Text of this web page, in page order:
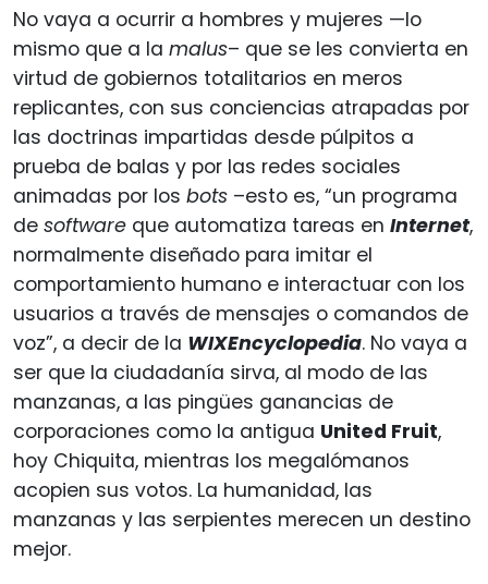
No vaya a ocurrir a hombres y mujeres —lo
mismo que a la malus– que se les convierta en
virtud de gobiernos totalitarios en meros
replicantes, con sus conciencias atrapadas por
las doctrinas impartidas desde púlpitos a
prueba de balas y por las redes sociales
animadas por los bots –esto es, “un programa
de software que automatiza tareas en Internet,
normalmente diseñado para imitar el
comportamiento humano e interactuar con los
usuarios a través de mensajes o comandos de
voz”, a decir de la WIXEncyclopedia. No vaya a
ser que la ciudadanía sirva, al modo de las
manzanas, a las pingües ganancias de
corporaciones como la antigua United Fruit,
hoy Chiquita, mientras los megalómanos
acopien sus votos. La humanidad, las
manzanas y las serpientes merecen un destino
mejor.